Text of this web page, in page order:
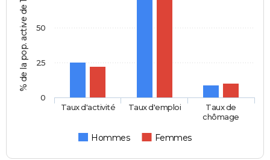
% de la pop. active de 15-64 ans
Hommes Femmes
Taux d'activité Taux d'emploi
Taux de
chômage
0
25
50